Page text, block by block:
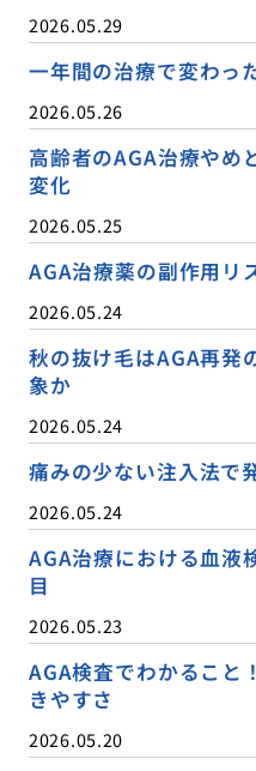
2026.05.29
一年間の治療で変わっ
2026.05.26
高齢者のAGA治療やめ
変化
2026.05.25
AGA治療薬の副作用リ
2026.05.24
秋の抜け毛はAGA再発
象か
2026.05.24
痛みの少ない注入法で
2026.05.24
AGA治療における血液
目
2026.05.23
AGA検査でわかること
きやすさ
2026.05.20